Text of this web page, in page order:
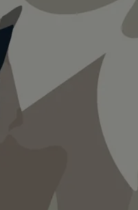
— °C
WETTER